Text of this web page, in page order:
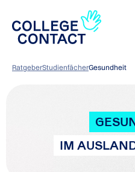
RatgeberStudienfächerGesundheit
IM